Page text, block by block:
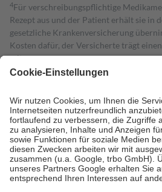
4Für verschreibungspflichtige
Rezept aus und der Patient erhält sie in
gesetzliche Krankenversicherung
Kosten dafür, der Versicherte trägt
mit.
Grundsätzlich leisten Mitglieder
höchstens zehn Euro.
Es sind jedoch nie
Kosten der Leistung zu entrichten.
Diese Regeln gelten grundsätzlich auch
Bei Heilmitteln und häuslicher
Zuzahlung zehn Prozent der Kosten
Verordnung.
Um das Engagement der Versicherten
stärken und die besondere Stellung der